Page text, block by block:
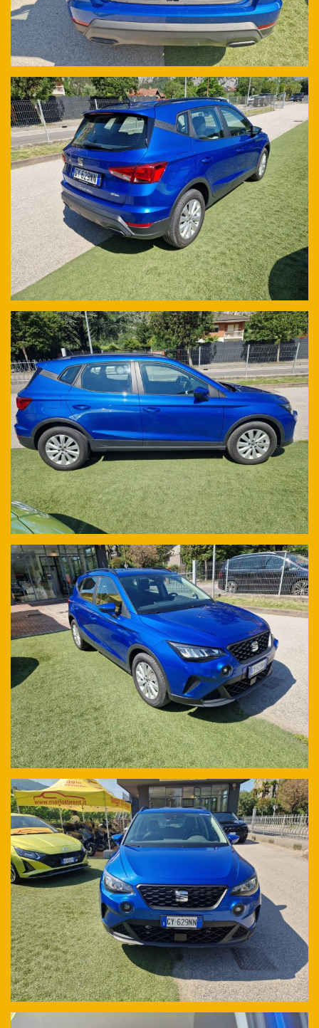
NON HAI TROVATO L'AUTO CHE
CERCHI?
Compila il modulo e ti contatteremo appena l'auto che
cerchi sarà disponibile